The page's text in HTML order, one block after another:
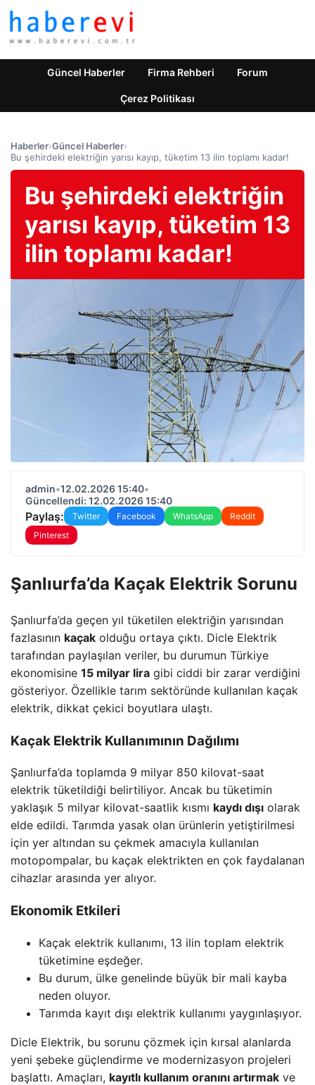
Güncel Haberler Firma Rehberi Forum
Çerez Politikası
Haberler›Güncel Haberler›
Bu şehirdeki elektriğin yarısı kayıp, tüketim 13 ilin toplamı kadar!
Bu şehirdeki elektriğin
yarısı kayıp, tüketim 13
ilin toplamı kadar!
admin•12.02.2026 15:40•
Güncellendi: 12.02.2026 15:40
Paylaş: Twitter Facebook WhatsApp
Reddit
Pinterest
Şanlıurfa’da Kaçak Elektrik Sorunu
Şanlıurfa’da geçen yıl tüketilen elektriğin yarısından
fazlasının kaçak olduğu ortaya çıktı. Dicle Elektrik
tarafından paylaşılan veriler, bu durumun Türkiye
ekonomisine 15 milyar lira gibi ciddi bir zarar verdiğini
gösteriyor. Özellikle tarım sektöründe kullanılan kaçak
elektrik, dikkat çekici boyutlara ulaştı.
Kaçak Elektrik Kullanımının Dağılımı
Şanlıurfa’da toplamda 9 milyar 850 kilovat-saat
elektrik tüketildiği belirtiliyor. Ancak bu tüketimin
yaklaşık 5 milyar kilovat-saatlik kısmı kaydı dışı olarak
elde edildi. Tarımda yasak olan ürünlerin yetiştirilmesi
için yer altından su çekmek amacıyla kullanılan
motopompalar, bu kaçak elektrikten en çok faydalanan
cihazlar arasında yer alıyor.
Ekonomik Etkileri
Kaçak elektrik kullanımı, 13 ilin toplam elektrik
tüketimine eşdeğer.
Bu durum, ülke genelinde büyük bir mali kayba
neden oluyor.
Tarımda kayıt dışı elektrik kullanımı yaygınlaşıyor.
Dicle Elektrik, bu sorunu çözmek için kırsal alanlarda
yeni şebeke güçlendirme ve modernizasyon projeleri
başlattı. Amaçları, kayıtlı kullanım oranını artırmak ve